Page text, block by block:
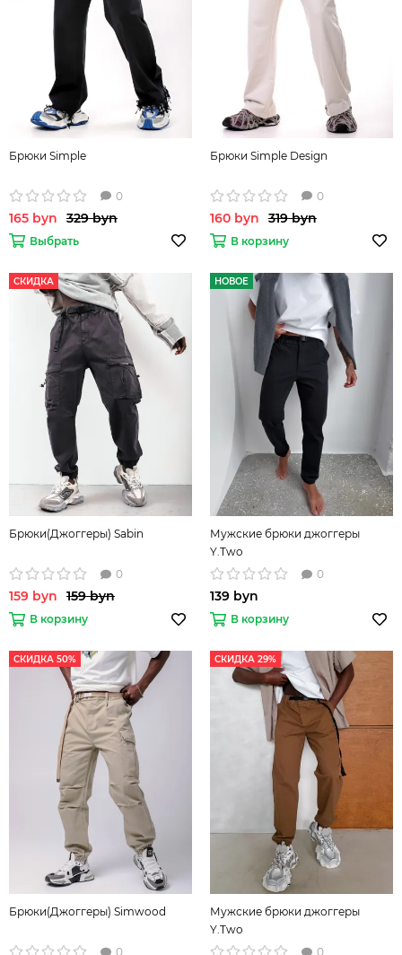
Брюки Simple
0
165 byn 329 byn
Выбрать
Брюки Simple Design
0
160 byn 319 byn
В корзину
СКИДКА
Брюки(Джоггеры) Sabin
0
159 byn 159 byn
В корзину
НОВОЕ
Мужские брюки джоггеры
Y.Two
0
139 byn
В корзину
СКИДКА 50%
Брюки(Джоггеры) Simwood
0
СКИДКА 29%
Мужские брюки джоггеры
Y.Two
0